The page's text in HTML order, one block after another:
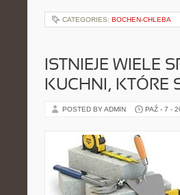
CATEGORIES: BOCHEN-CHLEBA
ISTNIEJE WIELE
KUCHNI, KTÓRE
POSTED BY ADMIN PAŹ - 7 -